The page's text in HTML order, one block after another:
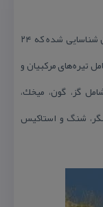
حدود ۸۴ گونه گیاهی از ۲۴ تیره در منطقه خرقان شناسایی شده كه ۲۴
تیره‌های مركبیان و
گز، گون، میخك،
شنگ و استاكیس